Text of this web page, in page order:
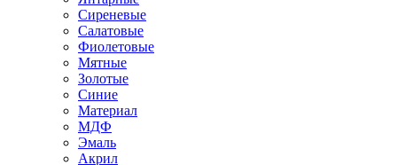
Сиреневые
Салатовые
Фиолетовые
Мятные
Золотые
Синие
Материал
МДФ
Эмаль
Акрил